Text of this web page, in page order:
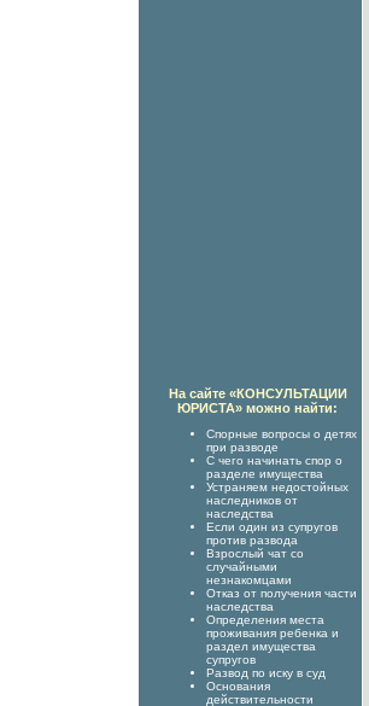
На сайте «КОНСУЛЬТАЦИИ
ЮРИСТА» можно найти:
Спорные вопросы о детях
при разводе
С чего начинать спор о
разделе имущества
Устраняем недостойных
наследников от
наследства
Если один из супругов
против развода
Взрослый чат со
случайными
незнакомцами
Отказ от получения части
наследства
Определения места
проживания ребенка и
раздел имущества
супругов
Развод по иску в суд
Основания
действительности